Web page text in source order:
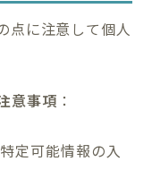
点に注意して個人
意事項 ：
定可能情報の入